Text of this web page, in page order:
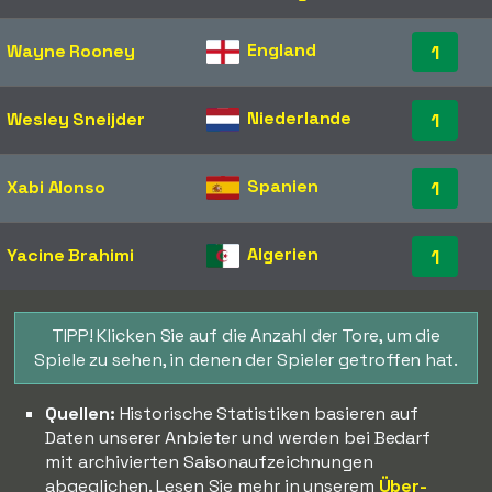
Wayne Rooney England 1
Wesley Sneijder Niederlande 1
Xabi Alonso Spanien 1
Yacine Brahimi Algerien 1
TIPP! Klicken Sie auf die Anzahl der Tore, um die
Spiele zu sehen, in denen der Spieler getroffen hat.
Quellen: Historische Statistiken basieren auf
Daten unserer Anbieter und werden bei Bedarf
mit archivierten Saisonaufzeichnungen
abgeglichen. Lesen Sie mehr in unserem Über-